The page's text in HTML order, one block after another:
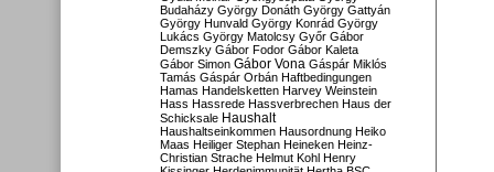
Budaházy György Donáth György Gattyán
György Hunvald György Konrád György
Lukács György Matolcsy Győr Gábor
Demszky Gábor Fodor Gábor Kaleta
Gábor Simon Gábor Vona Gáspár Miklós
Tamás Gáspár Orbán Haftbedingungen
Hamas Handelsketten Harvey Weinstein
Hass Hassrede Hassverbrechen Haus der
Schicksale Haushalt
Haushaltseinkommen Hausordnung Heiko
Maas Heiliger Stephan Heineken Heinz-
Christian Strache Helmut Kohl Henry